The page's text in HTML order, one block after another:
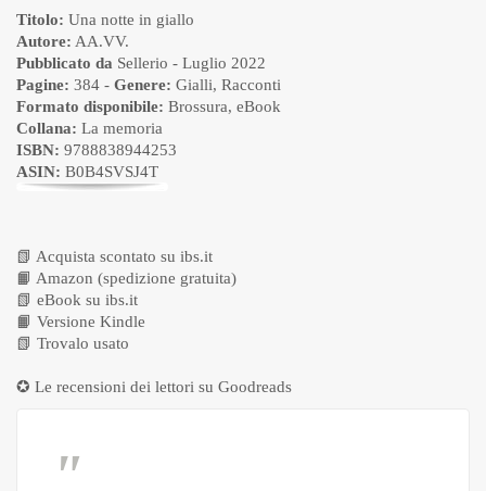
Titolo: Una notte in giallo
Autore: AA.VV.
Pubblicato da Sellerio - Luglio 2022
Pagine: 384 - Genere: Gialli, Racconti
Formato disponibile: Brossura, eBook
Collana: La memoria
ISBN: 9788838944253
ASIN: B0B4SVSJ4T
📗 Acquista scontato su ibs.it
📙 Amazon (spedizione gratuita)
📗 eBook su ibs.it
📙 Versione Kindle
📗 Trovalo usato
✪ Le recensioni dei lettori su Goodreads